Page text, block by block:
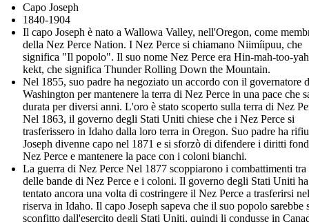
Capo Joseph
1840-1904
Il capo Joseph è nato a Wallowa Valley, nell'Oregon, come
della Nez Perce Nation. I Nez Perce si chiamano Niimíipuu, che
significa "Il popolo". Il suo nome Nez Perce era Hin-mah-too-
kekt, che significa Thunder Rolling Down the Mountain.
Nel 1855, suo padre ha negoziato un accordo con il governatore
Washington per mantenere la terra di Nez Perce in una pace che
durata per diversi anni. L'oro è stato scoperto sulla terra di Nez
Nel 1863, il governo degli Stati Uniti chiese che i Nez Perce si
trasferissero in Idaho dalla loro terra in Oregon. Suo padre ha
Joseph divenne capo nel 1871 e si sforzò di difendere i diritti
Nez Perce e mantenere la pace con i coloni bianchi.
La guerra di Nez Perce Nel 1877 scoppiarono i combattimenti tra
delle bande di Nez Perce e i coloni. Il governo degli Stati Uniti ha
tentato ancora una volta di costringere il Nez Perce a trasferirsi
riserva in Idaho. Il capo Joseph sapeva che il suo popolo sarebbe
sconfitto dall'esercito degli Stati Uniti, quindi li condusse in